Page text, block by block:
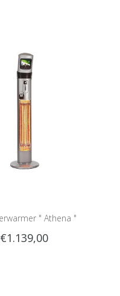
" Athena "
€1.139,00